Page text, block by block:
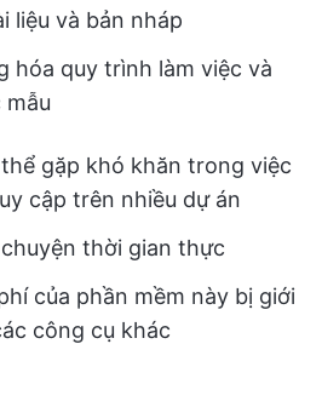
liệu và bản nháp
hóa quy trình làm việc và
gặp khó khăn trong việc
cập trên nhiều dự án
thời gian thực
của phần mềm này bị giới
công cụ khác